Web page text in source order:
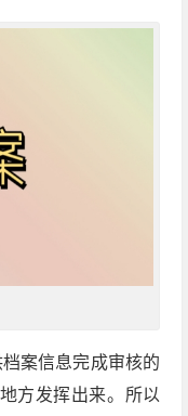
案信息完成审核的
方发挥出来。所以